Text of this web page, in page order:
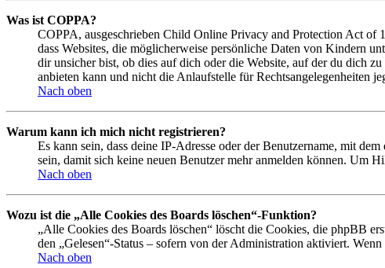
Was ist COPPA?
COPPA, ausgeschrieben Child Online Privacy and Protection Act of
dass Websites, die möglicherweise persönliche Daten von Kindern
dir unsicher bist, ob dies auf dich oder die Website, auf der du dich
anbieten kann und nicht die Anlaufstelle für Rechtsangelegenheiten
Nach oben
Warum kann ich mich nicht registrieren?
Es kann sein, dass deine IP-Adresse oder der Benutzername, mit
sein, damit sich keine neuen Benutzer mehr anmelden können. Um
Nach oben
Wozu ist die „Alle Cookies des Boards löschen“-Funktion?
„Alle Cookies des Boards löschen“ löscht die Cookies, die phpBB
den „Gelesen“-Status – sofern von der Administration aktiviert.
Nach oben